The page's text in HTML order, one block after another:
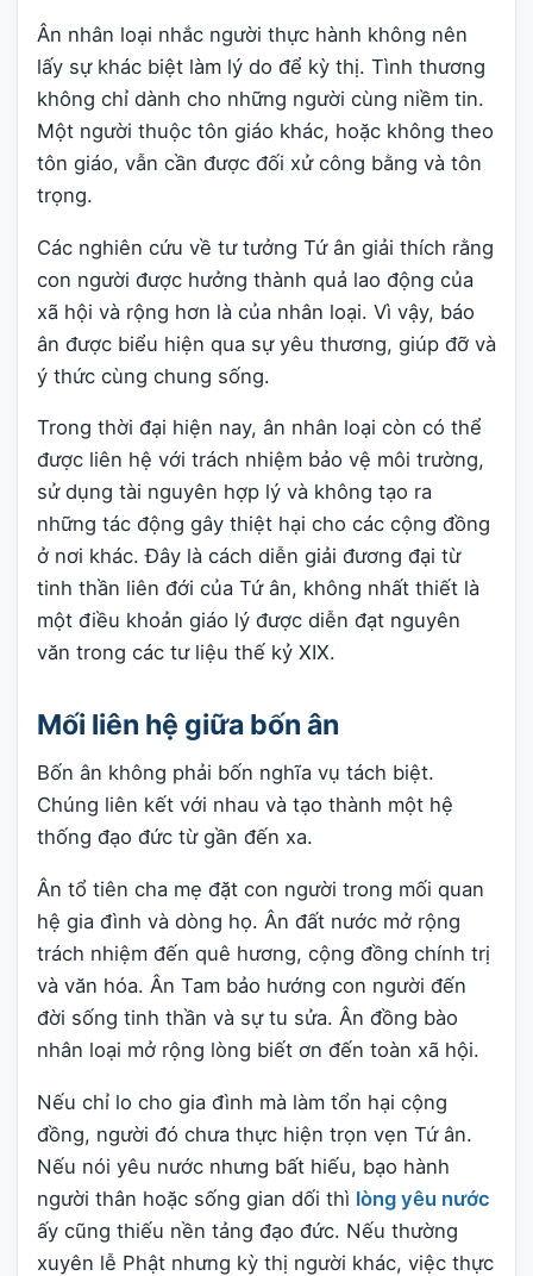
Ân nhân loại nhắc người thực hành không nên
lấy sự khác biệt làm lý do để kỳ thị. Tình thương
không chỉ dành cho những người cùng niềm tin.
Một người thuộc tôn giáo khác, hoặc không theo
tôn giáo, vẫn cần được đối xử công bằng và tôn
trọng.
Các nghiên cứu về tư tưởng Tứ ân giải thích rằng
con người được hưởng thành quả lao động của
xã hội và rộng hơn là của nhân loại. Vì vậy, báo
ân được biểu hiện qua sự yêu thương, giúp đỡ và
ý thức cùng chung sống.
Trong thời đại hiện nay, ân nhân loại còn có thể
được liên hệ với trách nhiệm bảo vệ môi trường,
sử dụng tài nguyên hợp lý và không tạo ra
những tác động gây thiệt hại cho các cộng đồng
ở nơi khác. Đây là cách diễn giải đương đại từ
tinh thần liên đới của Tứ ân, không nhất thiết là
một điều khoản giáo lý được diễn đạt nguyên
văn trong các tư liệu thế kỷ XIX.
Mối liên hệ giữa bốn ân
Bốn ân không phải bốn nghĩa vụ tách biệt.
Chúng liên kết với nhau và tạo thành một hệ
thống đạo đức từ gần đến xa.
Ân tổ tiên cha mẹ đặt con người trong mối quan
hệ gia đình và dòng họ. Ân đất nước mở rộng
trách nhiệm đến quê hương, cộng đồng chính trị
và văn hóa. Ân Tam bảo hướng con người đến
đời sống tinh thần và sự tu sửa. Ân đồng bào
nhân loại mở rộng lòng biết ơn đến toàn xã hội.
Nếu chỉ lo cho gia đình mà làm tổn hại cộng
đồng, người đó chưa thực hiện trọn vẹn Tứ ân.
Nếu nói yêu nước nhưng bất hiếu, bạo hành
người thân hoặc sống gian dối thì lòng yêu nước
ấy cũng thiếu nền tảng đạo đức. Nếu thường
xuyên lễ Phật nhưng kỳ thị người khác, việc thực